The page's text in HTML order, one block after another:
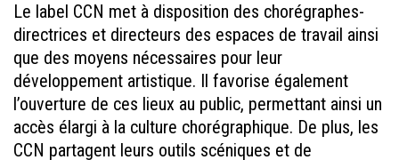
Le label CCN met à disposition des chorégraphes-
directrices et directeurs des espaces de travail ainsi
que des moyens nécessaires pour leur
développement artistique. Il favorise également
l’ouverture de ces lieux au public, permettant ainsi un
accès élargi à la culture chorégraphique. De plus, les
CCN partagent leurs outils scéniques et de